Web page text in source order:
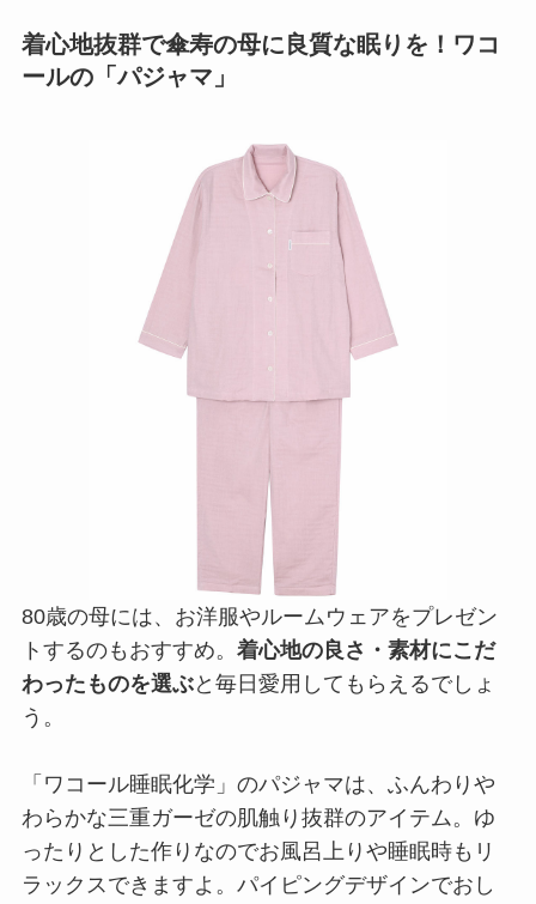
着心地抜群で傘寿の母に良質な眠りを！ワコ
ールの「パジャマ」
80歳の母には、お洋服やルームウェアをプレゼン
トするのもおすすめ。 着心地の良さ・素材にこだ
わったものを選ぶと毎日愛用してもらえるでしょ
う。
「ワコール睡眠化学」のパジャマは、ふんわりや
わらかな三重ガーゼの肌触り抜群のアイテム。ゆ
ったりとした作りなのでお風呂上りや睡眠時もリ
ラックスできますよ。パイピングデザインでおし